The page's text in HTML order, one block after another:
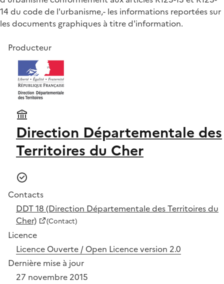
14 du code de l'urbanisme,- les informations reportées sur
les documents graphiques à titre d'information.
Producteur
Direction Départementale des
Territoires du Cher
Contacts
DDT 18 (Direction Départementale des Territoires du
Cher)
(Contact)
Licence
Licence Ouverte / Open Licence version 2.0
Dernière mise à jour
27 novembre 2015